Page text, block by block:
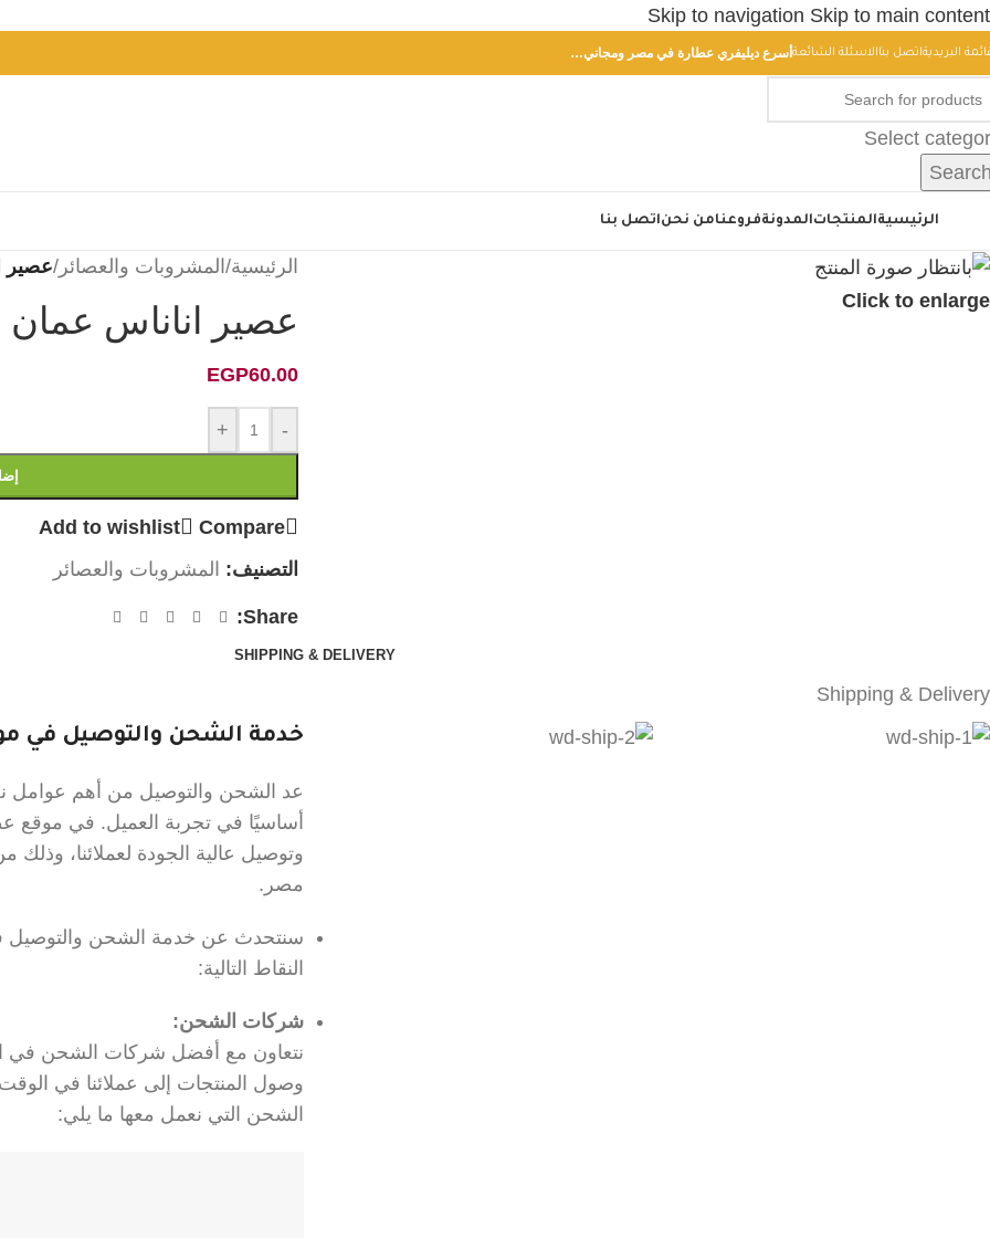
Skip to navigation Skip to main content
البريديةاتصل بناالاسئلة الشائعة أسرع ديليفري عطارة في مصر ومجاني…
Select
الرئيسيةالمنتجاتالمدونةفروعنامن نحناتصل بنا
Click to enlarge
الرئيسية/المشروبات والعصائر /عصير
عصير اناناس عمان
EGP60.00
-
+
Compare
Add to wishlist
التصنيف: المشروبات والعصائر
Share:
SHIPPING & DELIVERY
Shipping & Delivery
خدمة الشحن والتوصيل في
عد الشحن والتوصيل من أهم عوامل
أساسيًا في تجربة العميل. في
وتوصيل عالية الجودة لعملائنا،
مصر.
سنتحدث عن خدمة الشحن والتوصيل
النقاط التالية:
شركات الشحن:
نتعاون مع أفضل شركات الشحن في
وصول المنتجات إلى عملائنا في
الشحن التي نعمل معها ما يلي: